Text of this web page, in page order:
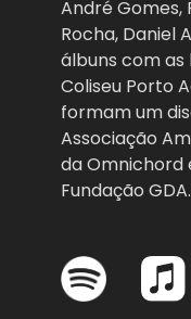
André Gomes,
Rocha, Daniel
álbuns com as
Coliseu Porto
formam um
Associação
da Omnichord
Fundação GDA.